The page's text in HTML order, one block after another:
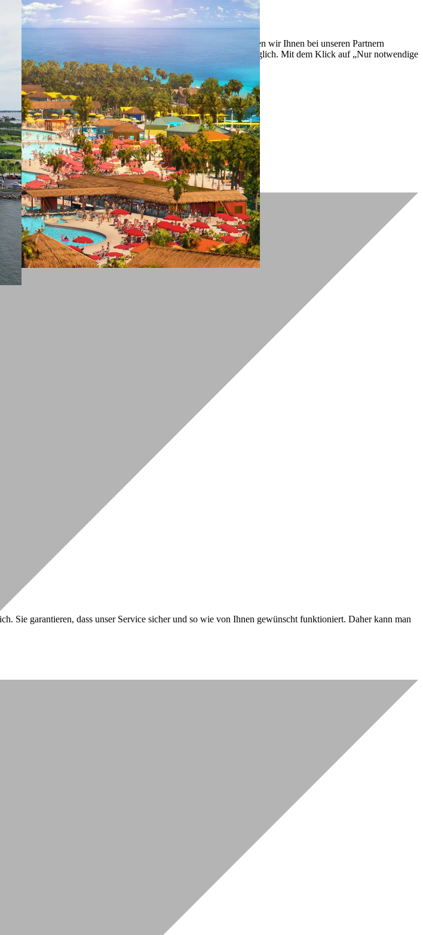
zu servieren und dieses kontinuierlich zu verbessern. So können wir Ihnen bei unseren Partnern
Präferenzen festlegen. Dies ist auch nachträglich jederzeit möglich. Mit dem Klick auf „Nur notwendige
Sie garantieren, dass unser Service sicher und so wie von Ihnen gewünscht funktioniert. Daher kann man